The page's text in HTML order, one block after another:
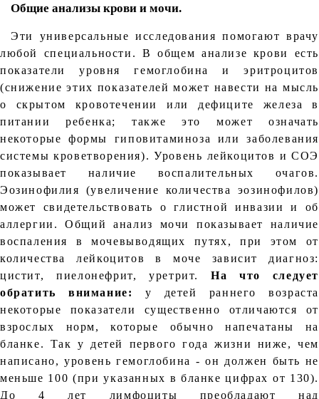
Общие анализы крови и мочи.
Эти универсальные исследования помогают врачу
любой специальности. В общем анализе крови есть
показатели уровня гемоглобина и эритроцитов
(снижение этих показателей может навести на мысль
о скрытом кровотечении или дефиците железа в
питании ребенка; также это может означать
некоторые формы гиповитаминоза или заболевания
системы кроветворения). Уровень лейкоцитов и СОЭ
показывает наличие воспалительных очагов.
Эозинофилия (увеличение количества эозинофилов)
может свидетельствовать о глистной инвазии и об
аллергии. Общий анализ мочи показывает наличие
воспаления в мочевыводящих путях, при этом от
количества лейкоцитов в моче зависит диагноз:
цистит, пиелонефрит, уретрит. На что следует
обратить внимание:
у детей раннего возраста
некоторые показатели существенно отличаются от
взрослых норм, которые обычно напечатаны на
бланке. Так у детей первого года жизни ниже, чем
написано, уровень гемоглобина - он должен быть не
меньше 100 (при указанных в бланке цифрах от 130).
До 4 лет лимфоциты преобладают над